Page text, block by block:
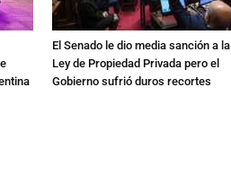
El Senado le dio media sanción a la
Ley de Propiedad Privada pero el
Gobierno sufrió duros recortes